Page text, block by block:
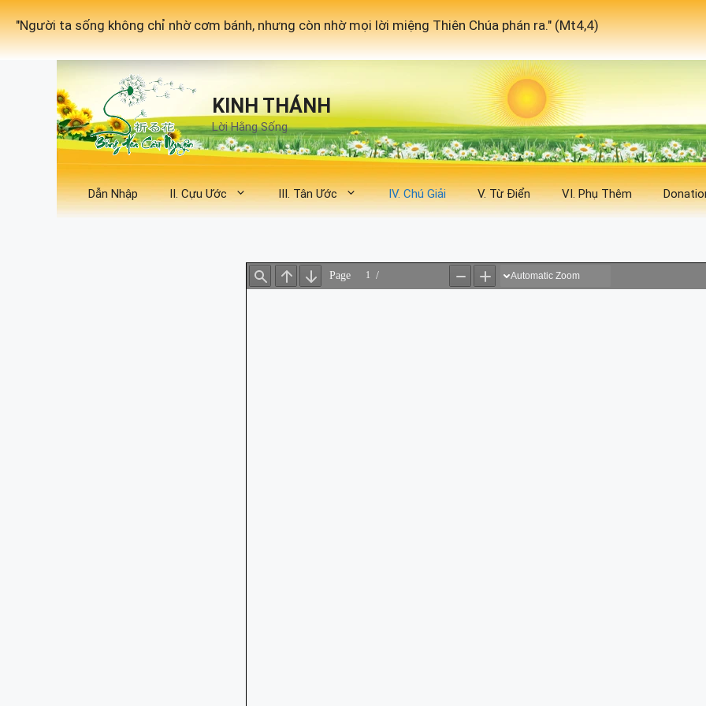
Chuyển
đến
nội
"Người ta sống không chỉ nhờ cơm bánh, nhưng còn nhờ mọi lời miệng Thiên Chúa phán ra." (Mt4,4)
KINH THÁNH
Lời Hằng Sống
Dẫn Nhập II. Cựu Ước III. Tân Ước IV. Chú Giải V. Từ Điển VI. Phụ Thêm